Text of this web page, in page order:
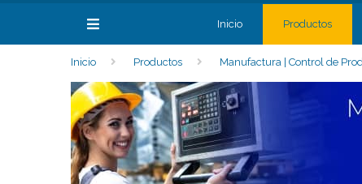
SECCIONES
Inicio Productos
Inicio Productos Manufactura | Control de